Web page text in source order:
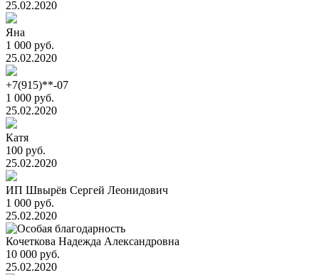
25.02.2020
Яна
1 000 руб.
25.02.2020
+7(915)**-07
1 000 руб.
25.02.2020
Катя
100 руб.
25.02.2020
ИП Швырёв Сергей Леонидович
1 000 руб.
25.02.2020
Кочеткова Надежда Александровна
10 000 руб.
25.02.2020